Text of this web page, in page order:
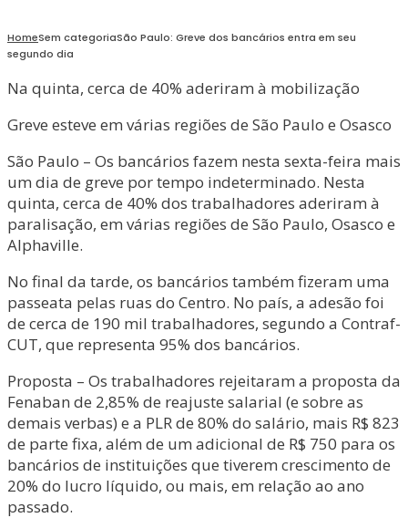
HomeSem categoriaSão Paulo: Greve dos bancários entra em seu
segundo dia
Na quinta, cerca de 40% aderiram à mobilização
Greve esteve em várias regiões de São Paulo e Osasco
São Paulo – Os bancários fazem nesta sexta-feira mais
um dia de greve por tempo indeterminado. Nesta
quinta, cerca de 40% dos trabalhadores aderiram à
paralisação, em várias regiões de São Paulo, Osasco e
Alphaville.
No final da tarde, os bancários também fizeram uma
passeata pelas ruas do Centro. No país, a adesão foi
de cerca de 190 mil trabalhadores, segundo a Contraf-
CUT, que representa 95% dos bancários.
Proposta – Os trabalhadores rejeitaram a proposta da
Fenaban de 2,85% de reajuste salarial (e sobre as
demais verbas) e a PLR de 80% do salário, mais R$ 823
de parte fixa, além de um adicional de R$ 750 para os
bancários de instituições que tiverem crescimento de
20% do lucro líquido, ou mais, em relação ao ano
passado.